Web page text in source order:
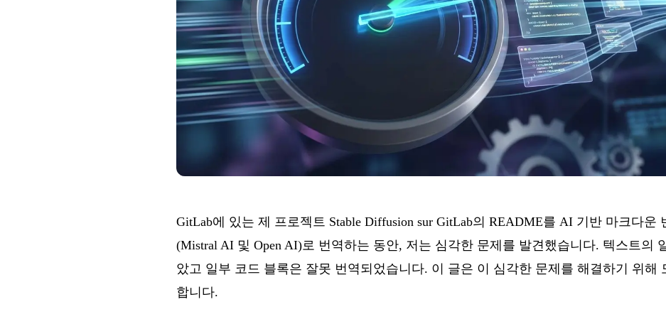
GitLab에 있는 제 프로젝트 Stable Diffusion sur GitLab의 README를 AI 기반 마크다운
(Mistral AI 및 Open AI)로 번역하는 동안, 저는 심각한 문제를 발견했습니다. 텍스트의
았고 일부 코드 블록은 잘못 번역되었습니다. 이 글은 이 심각한 문제를 해결하기 위해
합니다.